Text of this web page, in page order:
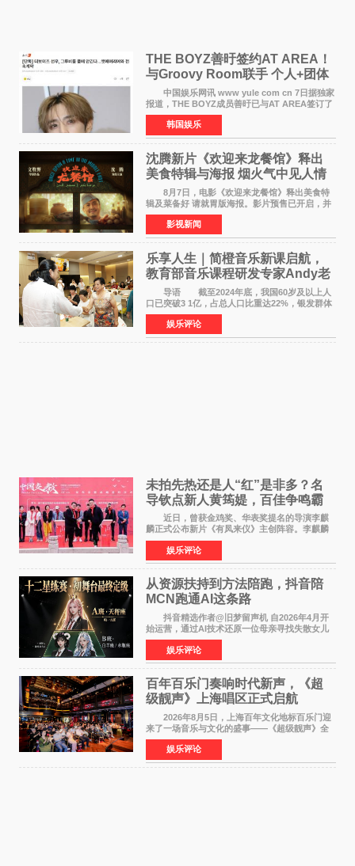
THE BOYZ善旴签约AT AREA！
与Groovy Room联手 个人+团体
活动并行
中国娱乐网讯 www yule com cn 7日据独家
报道，THE BOYZ成员善旴已与AT AREA签订了
专属合约。AT AREA是由知名制作人组合
Groovy Room创立的hip-hop厂牌，旗下拥有多
位实力派音乐人，在韩
韩国娱乐
沈腾新片《欢迎来龙餐馆》释出
美食特辑与海报 烟火气中见人情
温暖
8月7日，电影《欢迎来龙餐馆》释出美食特
辑及菜备好 请就胃版海报。影片预售已开启，并
将于8月8日至10日14:00-21:00举行全国超前点
映。电影《欢迎来龙餐馆》作为战争美食喜剧大
片，讲述了中国
影视新闻
乐享人生｜简橙音乐新课启航，
教育部音乐课程研发专家Andy老
师重磅入驻领航银龄琴声
导语 截至2024年底，我国60岁及以上人
口已突破3 1亿，占总人口比重达22%，银发群体
的精神文化需求日益凸显。2024年1月，国务院办
公厅印发《关于发展银发经济增进老年人福祉的
意见》——这是
娱乐评论
未拍先热还是人“红”是非多？名
导钦点新人黄筠媞，百佳争鸣霸
气回应
近日，曾获金鸡奖、华表奖提名的导演李麒
麟正式公布新片《有凤来仪》主创阵容。李麒麟
早年凭电影《华容道》获得金鸡奖、华表奖提
名，此后长期参与国内外电影制作，其担任制片
人参与的作品亦曾
娱乐评论
从资源扶持到方法陪跑，抖音陪
MCN跑通AI这条路
抖音精选作者@旧梦留声机 自2026年4月开
始运营，通过AI技术还原一位母亲寻找失散女儿
的故事，凭借强情感表达获得大量用户关注，发
布仅21小时便获得超1亿曝光、超1000万互动。
此后，账号持续沿
娱乐评论
百年百乐门奏响时代新声，《超
级靓声》上海唱区正式启航
2026年8月5日，上海百年文化地标百乐门迎
来了一场音乐与文化的盛事——《超级靓声》全
国励志音乐公益节目上海唱区新闻发布会暨启动
仪式在此隆重举行。各界领导、嘉宾与媒体朋友
齐聚一堂，共同
娱乐评论